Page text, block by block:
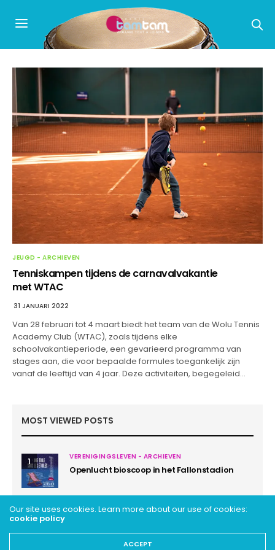
JEUGD - ARCHIEVEN
Tenniskampen tijdens de carnavalvakantie
met WTAC
31 JANUARI 2022
Van 28 februari tot 4 maart biedt het team van de Wolu Tennis
Academy Club (WTAC), zoals tijdens elke
schoolvakantieperiode, een gevarieerd programma van
stages aan, die voor bepaalde formules toegankelijk zijn
vanaf de leeftijd van 4 jaar. Deze activiteiten, begegeleid…
MOST VIEWED POSTS
1 VERENIGINGSLEVEN - ARCHIEVEN
Openlucht bioscoop in het Fallonstadion
Our site uses cookies. Learn more about our use of cookies:
cookie policy
ACCEPT